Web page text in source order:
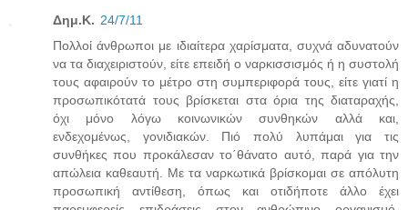
Δημ.Κ. 24/7/11
Πολλοί άνθρωποι με ιδιαίτερα χαρίσματα, συχνά αδυνατούν
να τα διαχειριστούν, είτε επειδή ο ναρκισσισμός ή η συστολή
τους αφαιρούν το μέτρο στη συμπεριφορά τους, είτε γιατί η
προσωπικότατά τους βρίσκεται στα όρια της διαταραχής,
όχι μόνο λόγω κοινωνικών συνθηκών αλλά και,
ενδεχομένως, γονιδιακών. Πιό πολύ λυπάμαι για τις
συνθήκες που προκάλεσαν το΄θάνατο αυτό, παρά για την
απώλεια καθεαυτή. Με τα ναρκωτικά βρίσκομαι σε απόλυτη
προσωπική αντίθεση, όπως και οτιδήποτε άλλο έχει